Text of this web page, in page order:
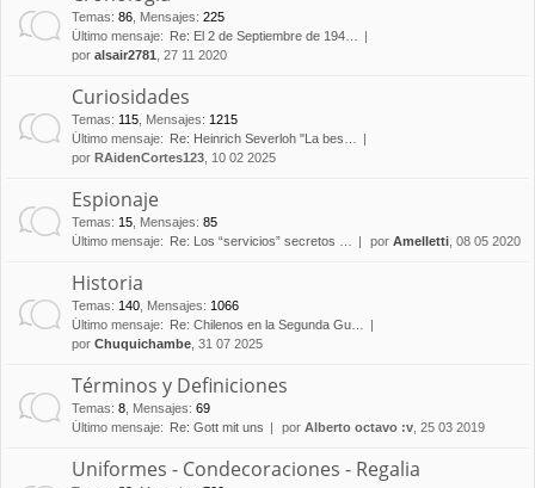
Temas: 86 Mensajes: 225
Último mensaje:
Re: El 2 de Septiembre de 194…
por alsair2781 , 27 11 2020
Curiosidades
Temas: 115 Mensajes: 1215
Último mensaje:
Re: Heinrich Severloh "La bes…
por RAidenCortes123 , 10 02 2025
Espionaje
Temas: 15 Mensajes: 85
Último mensaje:
Re: Los “servicios” secretos … por Amelletti , 08 05 2020
Historia
Temas: 140 Mensajes: 1066
Último mensaje:
Re: Chilenos en la Segunda Gu…
por Chuquichambe , 31 07 2025
Términos y Definiciones
Temas: 8 Mensajes: 69
Último mensaje:
Re: Gott mit uns por Alberto octavo :v , 25 03 2019
Uniformes - Condecoraciones - Regalia